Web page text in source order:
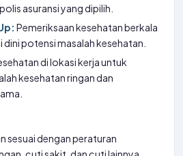
asuransi yang dipilih.
Pemeriksaan kesehatan berkala
potensi masalah kesehatan.
di lokasi kerja untuk
kesehatan ringan dan
sesuai dengan peraturan